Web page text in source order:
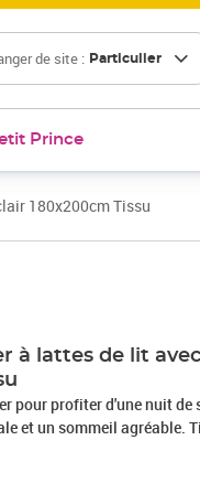
de site : Particulier
Prince
180x200cm Tissu
à lattes de lit
pour profiter d'une nuit
et un sommeil agréable.
et il est respirant et